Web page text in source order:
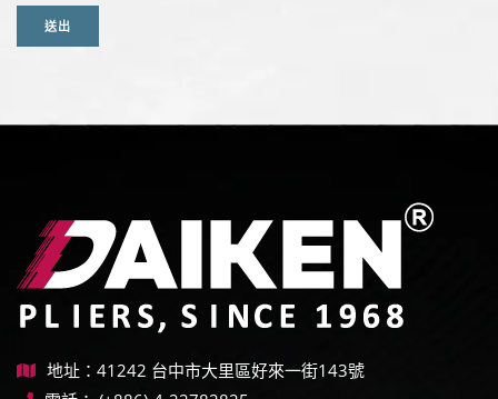
送出
地址：41242 台中市大里區好來一街143號